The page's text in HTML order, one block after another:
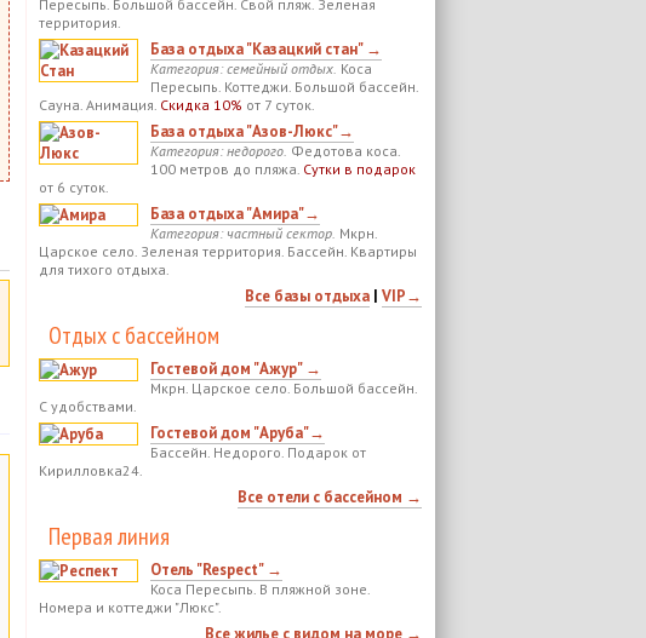
Пересыпь. Большой бассейн. Свой пляж. Зеленая
территория.
База отдыха "Казацкий стан" →
Категория: семейный отдых. Коса
Пересыпь. Коттеджи. Большой бассейн.
Сауна. Анимация. Скидка 10% от 7 суток.
База отдыха "Азов-Люкс"→
Категория: недорого. Федотова коса.
100 метров до пляжа. Сутки в подарок
от 6 суток.
База отдыха "Амира"→
Категория: частный сектор. Мкрн.
Царское село. Зеленая территория. Бассейн. Квартиры
для тихого отдыха.
Все базы отдыха| VIP→
Отдых с бассейном
Гостевой дом "Ажур" →
Мкрн. Царское село. Большой бассейн.
С удобствами.
Гостевой дом "Аруба"→
Бассейн. Недорого. Подарок от
Кирилловка24.
Все отели с бассейном →
Первая линия
Отель "Respect" →
Коса Пересыпь. В пляжной зоне.
Номера и коттеджи "Люкс".